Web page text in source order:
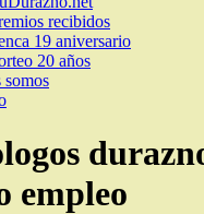
recibidos
19 aniversario
20 años
somos
empleo